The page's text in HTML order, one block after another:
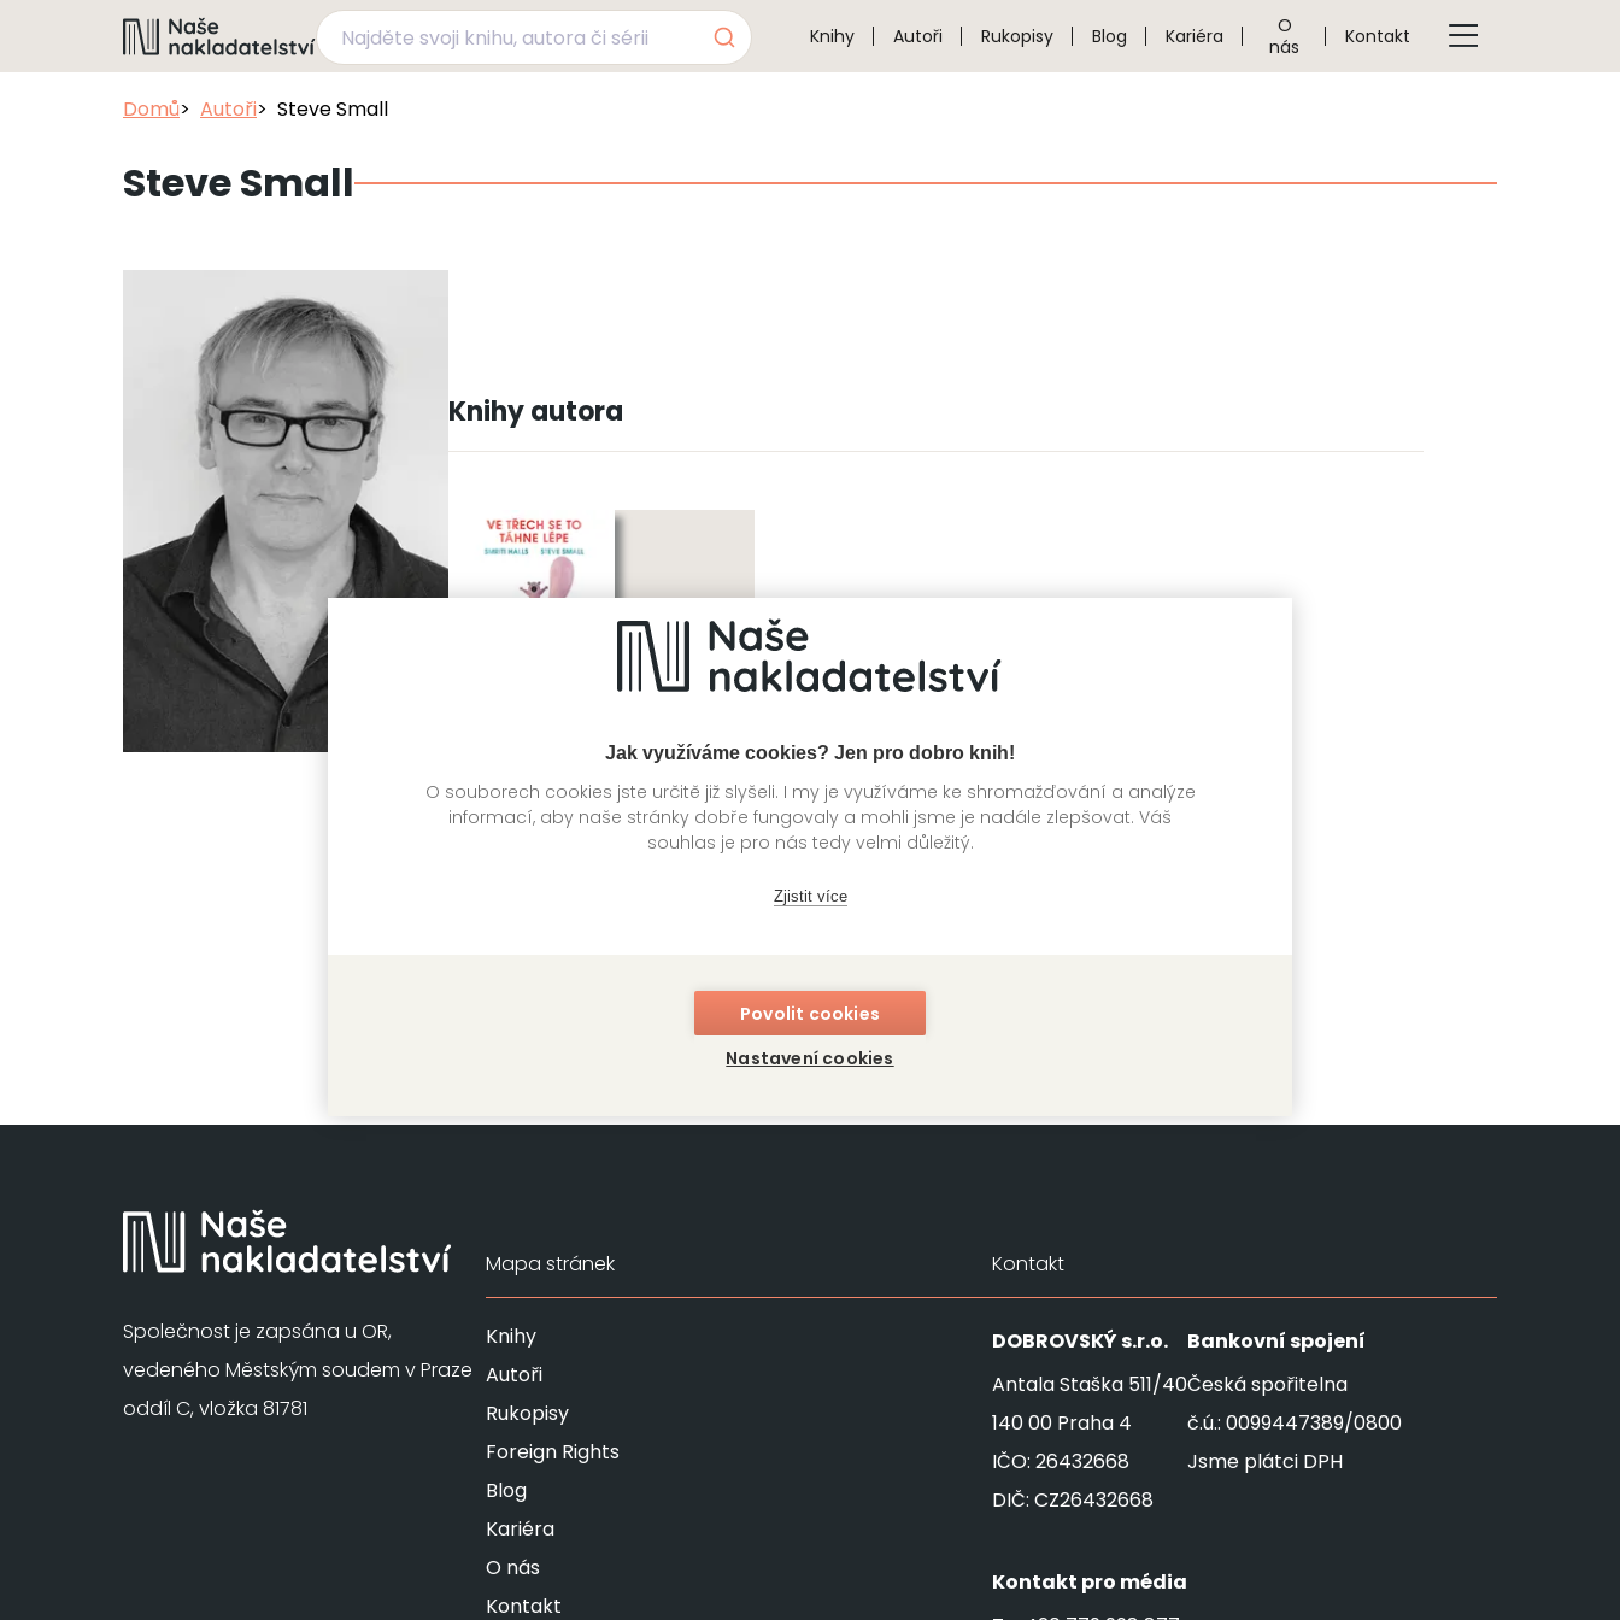
Jak využíváme cookies? Jen pro dobro knih!
O souborech cookies jste určitě již slyšeli. I my je využíváme ke shromažďování a analýze
informací, aby naše stránky dobře fungovaly a mohli jsme je nadále zlepšovat. Váš
souhlas je pro nás tedy velmi důležitý.
Zjistit více
Povolit cookies
Nastavení cookies
Knihy Autoři Rukopisy Blog Kariéra
O
nás
Kontakt
Domů Autoři Steve Small
Steve Small
Knihy autora
Ve třech se to táhne lépe
Společnost je zapsána u OR,
vedeného Městským soudem v Praze
oddíl C, vložka 81781
Mapa stránek
Knihy
Autoři
Rukopisy
Foreign Rights
Blog
Kariéra
O nás
Kontakt
Kontakt
DOBROVSKÝs.r.o.
Antala Staška 511/40
140 00 Praha 4
IČO: 26432668
DIČ: CZ26432668
Bankovní spojení
Česká spořitelna
č.ú.: 0099447389/0800
Jsme plátci DPH
Kontakt pro média